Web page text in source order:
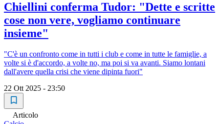
Chiellini conferma Tudor: "Dette e scritte
cose non vere, vogliamo continuare
insieme"
"C'è un confronto come in tutti i club e come in tutte le famiglie, a
volte si è d'accordo, a volte no, ma poi si va avanti. Siamo lontani
dall'avere quella crisi che viene dipinta fuori"
22 Ott 2025 - 23:50
Articolo